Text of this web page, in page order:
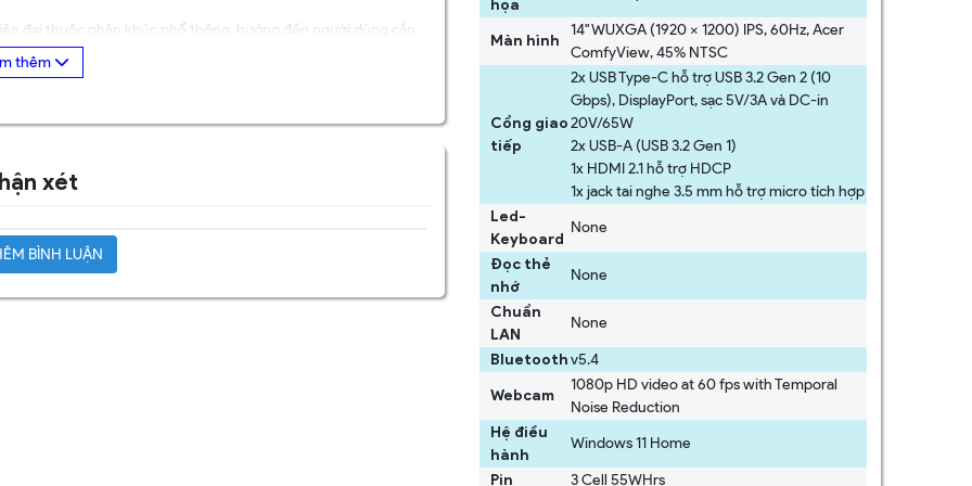
đại thuộc phân khúc phổ thông, hướng đến người dùng cần
hình mạnh mẽ cùng thiết kế tinh tế, sản phẩm phù hợp cho
mà vẫn đảm bảo tốc độ xử lý ổn định. Ổ cứng SSD 512GB
máy khởi động nhanh, truy xuất dữ liệu hiệu quả, nâng cao trải
xét
BÌNH LUẬN
họa
Màn hình
14" WUXGA (1920 x 1200) IPS, 60Hz, Acer
ComfyView, 45% NTSC
Cổng giao
tiếp
2x USB Type-C hỗ trợ USB 3.2 Gen 2 (10
Gbps), DisplayPort, sạc 5V/3A và DC-in
20V/65W
2x USB-A (USB 3.2 Gen 1)
1x HDMI 2.1 hỗ trợ HDCP
1x jack tai nghe 3.5 mm hỗ trợ micro tích hợp
Led-
Keyboard
None
Đọc thẻ
nhớ
None
Chuẩn
LAN
None
Bluetoothv5.4
Webcam
1080p HD video at 60 fps with Temporal
Noise Reduction
Hệ điều
hành
Windows 11 Home
Pin
3 Cell 55WHrs